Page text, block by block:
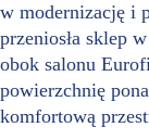
w modernizację i
przeniosła sklep
obok salonu
powierzchnię
komfortową